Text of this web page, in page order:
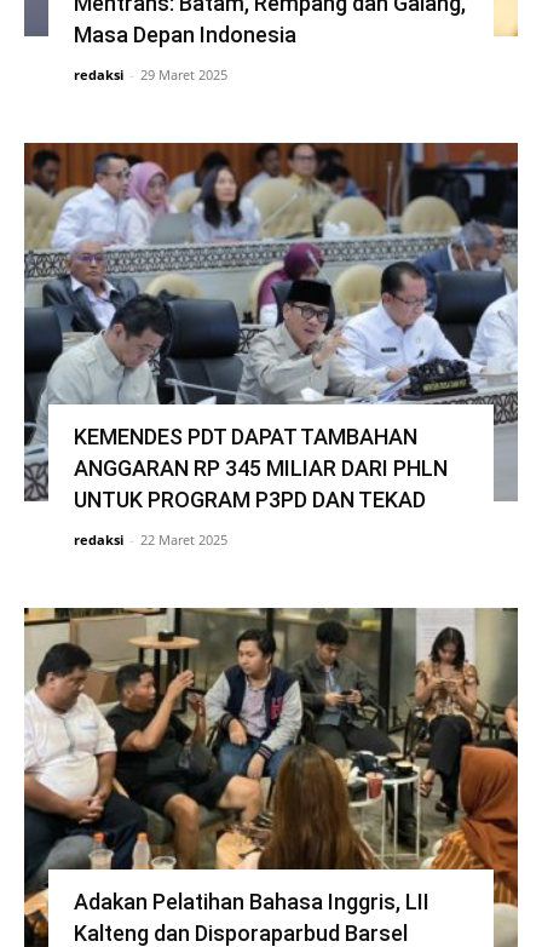
Masa Depan Indonesia
redaksi - 29 Maret 2025
KEMENDES PDT DAPAT TAMBAHAN
ANGGARAN RP 345 MILIAR DARI PHLN
UNTUK PROGRAM P3PD DAN TEKAD
redaksi - 22 Maret 2025
Adakan Pelatihan Bahasa Inggris, LII
Kalteng dan Disporaparbud Barsel